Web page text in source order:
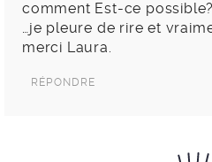
comment Est-ce
…je pleure de rire et
merci Laura.
RÉPONDRE